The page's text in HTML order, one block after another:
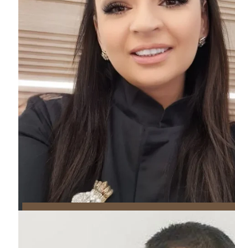
Dr. Elena